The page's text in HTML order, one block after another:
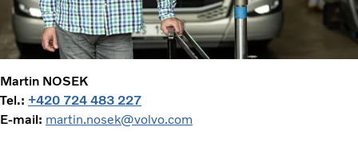
Martin NOSEK
Tel.: +420 724 483 227
E-mail: martin.nosek@volvo.com